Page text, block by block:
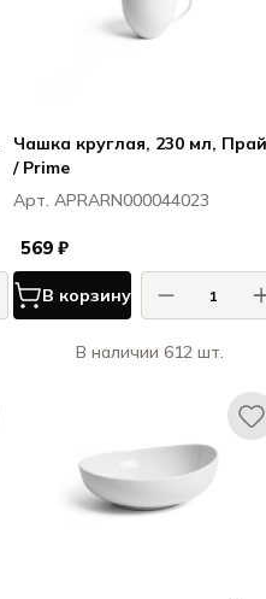
Чашка круглая, 230 мл,
/ Prime
Арт. APRARN000044023
569 ₽
В корзину
В наличии 612 шт.